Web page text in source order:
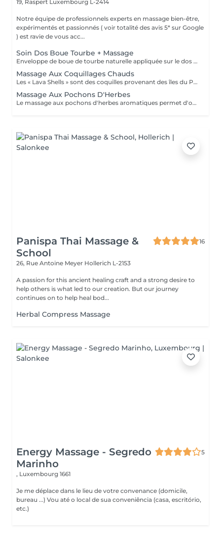
19, Raspert Luxembourg L-2414
Notre équipe de professionnels experts en massage bien-être,
expérimentés et passionnés ( voir totalité des avis 5* sur Google
) est ravie de vous acc...
Soin Dos Boue Tourbe + Massage
Enveloppe de boue de tourbe naturelle appliquée sur le dos et chauffée par une compresse (sans besoin de rinçage). Soin complété par un massage (sur face arrière corps pour séance de 60 min ou sur faces avant + arrière corps pour séance de 90 min). La boue de tourbe chaude a des vertus anti-inflammatoire, régénératrice, reminéralisante, détoxifiante, drainante et alcalinisante. Elle peut ainsi être utilisée pour soulager votre dos en cas de courbatures, de fibromyalgie, de pathologies inflammatoires, de séquelles opératoires ou d'accidents, de douleurs musculaires, d'arthrose, de rhumatisme, ...
Massage Aux Coquillages Chauds
Les « Lava Shells » sont des coquilles provenant des îles du Pacifique, sablées et polies, douces pour un massage relaxant à l'huile du corps. Ces coquillages mettent en uvre un principe autochauffant par la combinaison de minéraux et d'eau de mer, mélange naturel et biodégradable, qui vous plonge dans un merveilleux cocon de chaleur. Un massage aux coquillages chauffants avec de l'huile pour glisser sur les zones réflexes, sur des méridiens énergétiques et sur les muscles superficiels et profonds. Ce massage permet de libérer les tensions musculaires accumulées, apaiser le système nerveux et favoriser une meilleure circulation sanguine et lymphatique.
Massage Aux Pochons D'Herbes
Le massage aux pochons d'herbes aromatiques permet d'obtenir un rééquilibrage énergétique efficace et durable. Les pochons sont chauffés et imbibés d'huile végétale biologique pour glisser sur la peau et diffuser les vertus de leurs herbes précieusement sélectionnées. Grâce aux actions purifiantes, exfoliantes, drainantes et rajeunissantes ou énergisantes du mélange, selon le besoin, ce soin véritable agit en profondeur. Il aidera aussi à lutter contre les contractures et le stress et à réactiver la circulation du corps entier.
Panispa Thai Massage &
School
16
26, Rue Antoine Meyer Hollerich L-2153
A passion for this ancient healing craft and a strong desire to
help others is what led to our creation. But our journey
continues on to help heal bod...
Herbal Compress Massage
Energy Massage - Segredo
Marinho
5
, Luxembourg 1661
Je me déplace dans le lieu de votre convenance (domicile,
bureau ...) Vou até o local de sua conveniência (casa, escritório,
etc.)